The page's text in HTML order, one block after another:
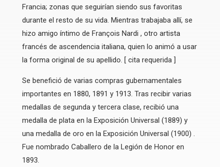
Francia; zonas que seguirían siendo sus favoritas
durante el resto de su vida. Mientras trabajaba allí, se
hizo amigo íntimo de François Nardi , otro artista
francés de ascendencia italiana, quien lo animó a usar
la forma original de su apellido. [ cita requerida ]
Se benefició de varias compras gubernamentales
importantes en 1880, 1891 y 1913. Tras recibir varias
medallas de segunda y tercera clase, recibió una
medalla de plata en la Exposición Universal (1889) y
una medalla de oro en la Exposición Universal (1900) .
Fue nombrado Caballero de la Legión de Honor en
1893.